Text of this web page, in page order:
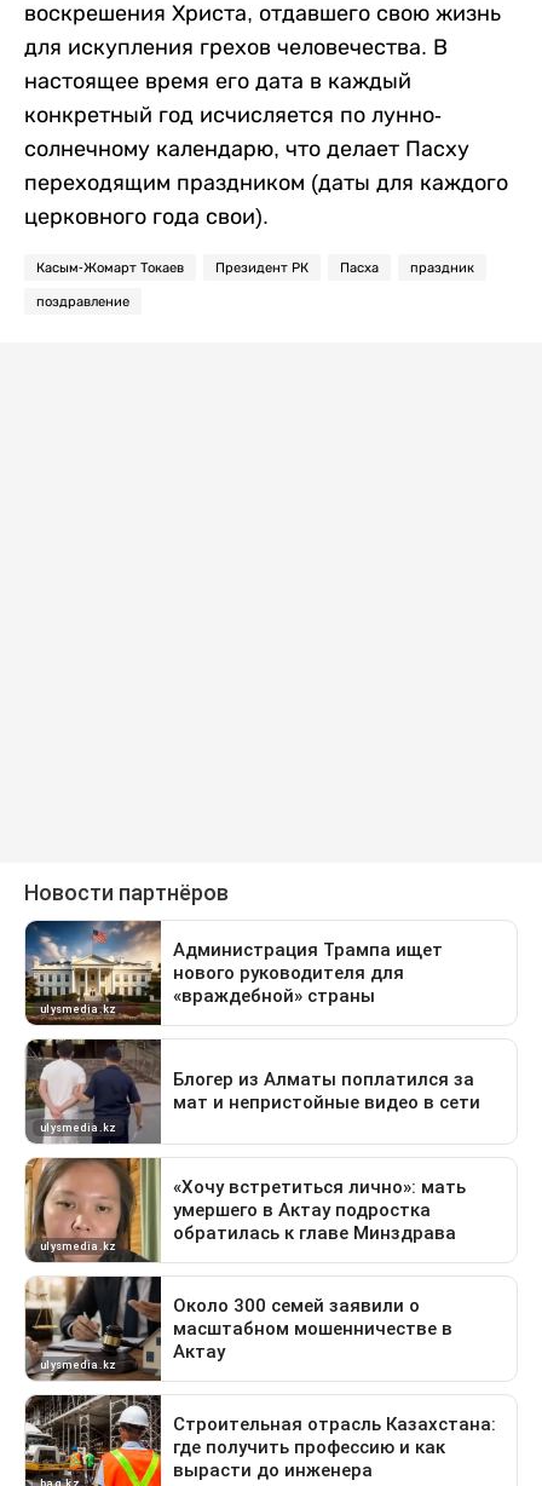
воскрешения Христа, отдавшего свою жизнь
для искупления грехов человечества. В
настоящее время его дата в каждый
конкретный год исчисляется по лунно-
солнечному календарю, что делает Пасху
переходящим праздником (даты для каждого
церковного года свои).
Касым-Жомарт Токаев Президент РК Пасха праздник
поздравление